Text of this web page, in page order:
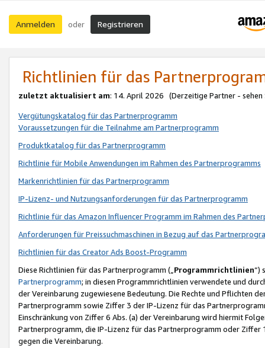
Anmelden oder Registrieren
Richtlinien für das
zuletzt aktualisiert am: 14. April 2026 (Derzeitige Partner - sehen
Vergütungskatalog für das Partnerprogramm
Voraussetzungen für die Teilnahme am Partnerprogramm
Produktkatalog für das Partnerprogramm
Richtlinie für Mobile Anwendungen im Rahmen des Partnerprogramms
Markenrichtlinien für das Partnerprogramm
IP-Lizenz- und Nutzungsanforderungen für das Partnerprogramm
Richtlinie für das Amazon Influencer Programm im Rahmen des
Anforderungen für Preissuchmaschinen in Bezug auf das
Richtlinien für das Creator Ads Boost-Programm
Diese Richtlinien für das Partnerprogramm („Programmrichtlinien“)
Partnerprogramm; in diesen Programmrichtlinien verwendete und
der Vereinbarung zugewiesene Bedeutung. Die Rechte und Pflichten
Partnerprogramm sowie Ziffer 3 der IP-Lizenz für das
Einschränkung von Ziffer 6 Abs. (a) der Vereinbarung wird hiermit
Partnerprogramm, die IP-Lizenz für das Partnerprogramm oder
gegen die Vereinbarung.